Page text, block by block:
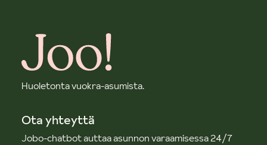
Huoletonta vuokra-asumista.
Ota yhteyttä
Jobo-chatbot auttaa asunnon varaamisessa 24/7